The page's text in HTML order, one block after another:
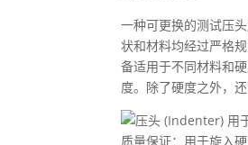
一种可更换的测试压
状和材料均经过严格
备适用于不同材料和
度。除了硬度之外，
质量保证：用于旋入